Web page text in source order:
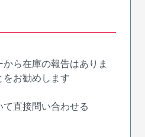
ら在庫の報告はありま
お勧めします
直接問い合わせる